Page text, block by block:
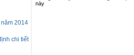
2014
chi tiết
này